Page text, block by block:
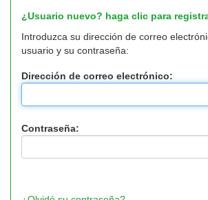
¿Usuario nuevo? haga clic para
Introduzca su dirección de correo
usuario y su contraseña:
Dirección de correo electrónico:
Contraseña: